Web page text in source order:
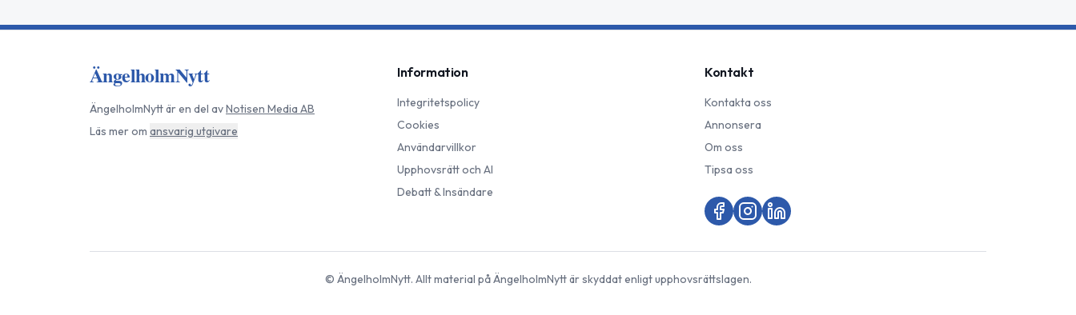
ÄngelholmNytt
ÄngelholmNyttär en del avNotisen Media AB
Läs mer om ansvarig utgivare
Information
Integritetspolicy
Cookies
Användarvillkor
Upphovsrätt och AI
Debatt & Insändare
Kontakt
Kontakta oss
Annonsera
Om oss
Tipsa oss
© ÄngelholmNytt. Allt material påÄngelholmNyttär skyddat enligt upphovsrättslagen.